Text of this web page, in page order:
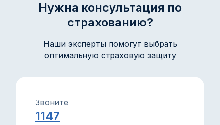
Нужна консультация по
страхованию?
Наши эксперты помогут выбрать
оптимальную страховую защиту
Звоните
1147